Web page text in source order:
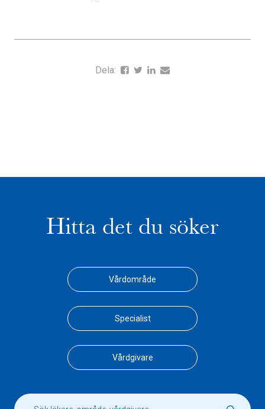
Dela:
Hitta det du söker
Vårdområde
Specialist
Vårdgivare